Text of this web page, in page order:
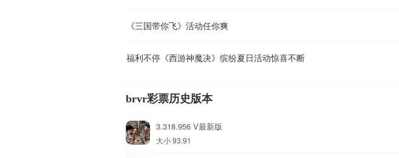
《三国带你飞》活动任你爽
福利不停《西游神魔决》缤纷夏日活动惊喜不断
brvr彩票历史版本
3.318.956 V最新版
大小 93.91